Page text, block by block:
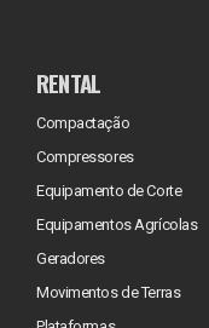
RENTAL
Compactação
Compressores
Equipamento de Corte
Equipamentos Agrícolas
Geradores
Movimentos de Terras